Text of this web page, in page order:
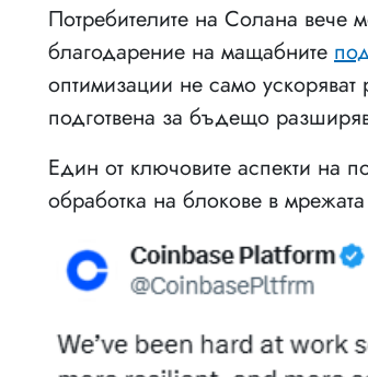
Потребителите на Солана вече
благодарение на мащабните
оптимизации не само
подготвена за бъдещо
Един от ключовите аспекти на
обработка на блокове в